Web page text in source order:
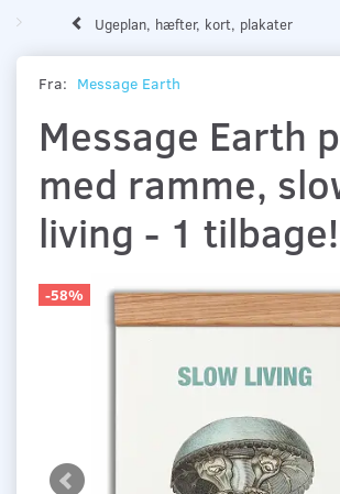
Ugeplan, hæfter, kort, plakater
Fra: Message Earth
Message Earth
med ramme,
living - 1 tilbage!
-58%